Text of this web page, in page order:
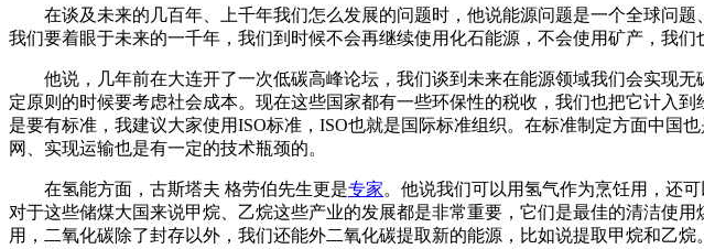
在谈及未来的几百年、上千年我们怎么发展的问题时，他说能源问题是一个全球问题
我们要着眼于未来的一千年，我们到时候不会再继续使用化石能源，不会使用矿产，我们
他说，几年前在大连开了一次低碳高峰论坛，我们谈到未来在能源领域我们会实现无
定原则的时候要考虑社会成本。现在这些国家都有一些环保性的税收，我们也把它计入
是要有标准，我建议大家使用ISO标准，ISO也就是国际标准组织。在标准制定方面中
网、实现运输也是有一定的技术瓶颈的。
在氢能方面，古斯塔夫 格劳伯先生更是专家。他说我们可以用氢气作为烹饪用，还
对于这些储煤大国来说甲烷、乙烷这些产业的发展都是非常重要，它们是最佳的清洁使
用，二氧化碳除了封存以外，我们还能外二氧化碳提取新的能源，比如说提取甲烷和乙